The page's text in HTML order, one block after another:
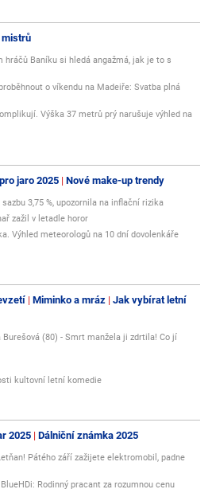
mistrů
hráčů Baníku si hledá angažmá, jak je to s
o víkendu na Madeiře: Svatba plná
Výška 37 metrů prý narušuje výhled na
jaro 2025 Nové make-up trendy
3,75 %, upozornila na inflační rizika
zažil v letadle horor
Výhled meteorologů na 10 dní dovolenkáře
Miminko a mráz Jak vybírat letní
(80) - Smrt manžela ji zdrtila! Co jí
kultovní letní komedie
2025 Dálniční známka 2025
Pátého září zažijete elektromobil, padne
Rodinný pracant za rozumnou cenu